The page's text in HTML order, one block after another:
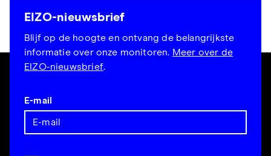
EIZO-nieuwsbrief
Blijf op de hoogte en ontvang de belangrijkste
informatie over onze monitoren. Meer over de
EIZO-nieuwsbrief.
E-mail